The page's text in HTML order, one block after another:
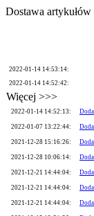
Dostawa
2022-01-14 14:53:14:
2022-01-14 14:52:42:
Więcej >>>
2022-01-14 14:52:13:
2022-01-07 13:22:44:
2021-12-28 15:16:26:
2021-12-28 10:06:14:
2021-12-21 14:44:04:
2021-12-21 14:44:04:
2021-12-21 14:44:04: